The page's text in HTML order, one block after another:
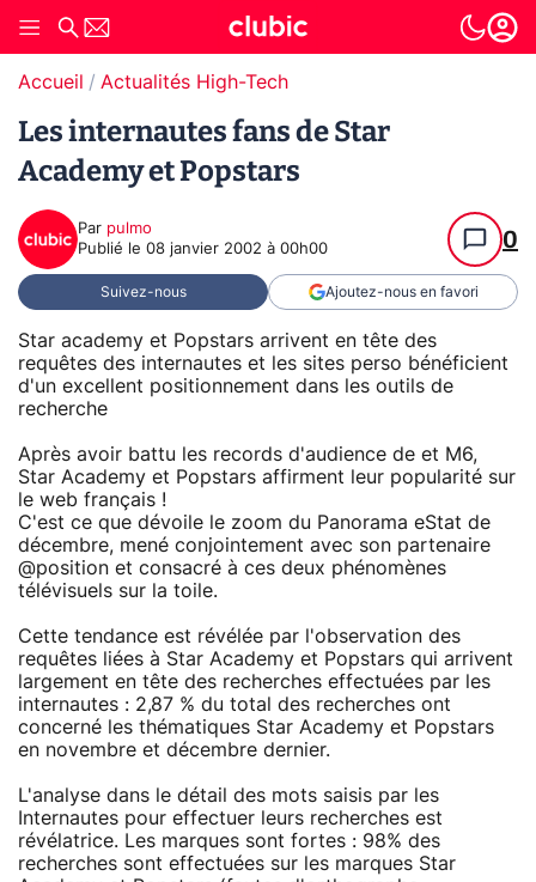
Accueil Actualités High-Tech
Les internautes fans de Star
Academy et Popstars
Par pulmo
Publié le 08 janvier 2002 à 00h00 0
Suivez-nous Ajoutez-nous en favori
Star academy et Popstars arrivent en tête des
requêtes des internautes et les sites perso bénéficient
d'un excellent positionnement dans les outils de
recherche
Après avoir battu les records d'audience de et M6,
Star Academy et Popstars affirment leur popularité sur
le web français !
C'est ce que dévoile le zoom du Panorama eStat de
décembre, mené conjointement avec son partenaire
@position et consacré à ces deux phénomènes
télévisuels sur la toile.
Cette tendance est révélée par l'observation des
requêtes liées à Star Academy et Popstars qui arrivent
largement en tête des recherches effectuées par les
internautes : 2,87 % du total des recherches ont
concerné les thématiques Star Academy et Popstars
en novembre et décembre dernier.
L'analyse dans le détail des mots saisis par les
Internautes pour effectuer leurs recherches est
révélatrice. Les marques sont fortes : 98% des
recherches sont effectuées sur les marques Star